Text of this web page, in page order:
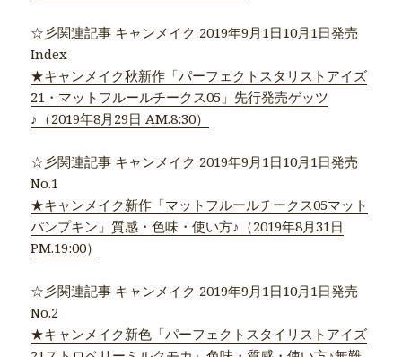
☆彡関連記事 キャンメイク 2019年9月1日10月1日発売
Index
★キャンメイク秋新作「パーフェクトスタリストアイズ
21・マットフルールチークス05」先行発売ゲッツ
♪（2019年8月29日 AM.8:30）
☆彡関連記事 キャンメイク 2019年9月1日10月1日発売
No.1
★キャンメイク新作「マットフルールチークス05マット
パンプキン」質感・色味・使い方♪（2019年8月31日
PM.19:00）
☆彡関連記事 キャンメイク 2019年9月1日10月1日発売
No.2
★キャンメイク新色「パーフェクトスタイリストアイズ